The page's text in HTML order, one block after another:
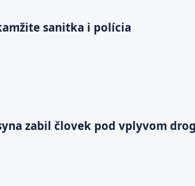
sanitka i polícia
zabil človek pod vplyvom